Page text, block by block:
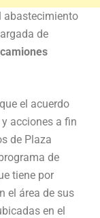
abastecimiento
de
el acuerdo
acciones a fin
de Plaza
de
tiene por
el área de sus
en el